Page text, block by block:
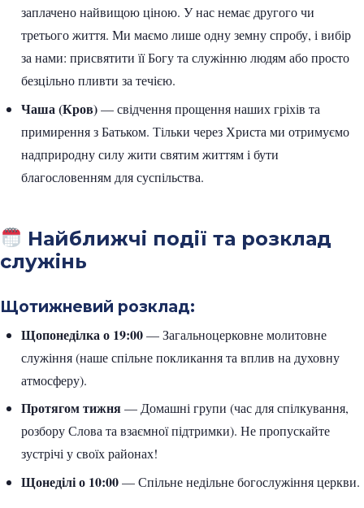
заплачено найвищою ціною. У нас немає другого чи
третього життя. Ми маємо лише одну земну спробу, і вибір
за нами: присвятити її Богу та служінню людям або просто
безцільно пливти за течією.
Чаша (Кров)— свідчення прощення наших гріхів та
примирення з Батьком. Тільки через Христа ми отримуємо
надприродну силу жити святим життям і бути
благословенням для суспільства.
Найближчі події та розклад
служінь
Щотижневий розклад:
Щопонеділка о 19:00— Загальноцерковне молитовне
служіння (наше спільне покликання та вплив на духовну
атмосферу).
Протягом тижня— Домашні групи (час для спілкування,
розбору Слова та взаємної підтримки). Не пропускайте
зустрічі у своїх районах!
Щонеділі о 10:00— Спільне недільне богослужіння церкви.